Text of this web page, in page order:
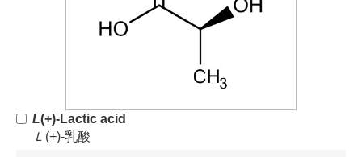
L(+)-Lactic acid
Ｌ (+)-乳酸